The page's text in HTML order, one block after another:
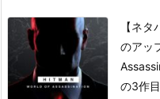
【ネ
のアッ
の3作